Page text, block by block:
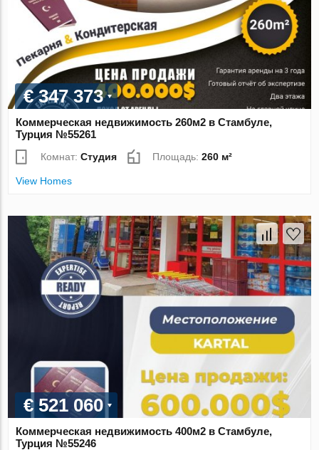
€ 347 373
Коммерческая недвижимость 260м2 в Стамбуле,
Турция №55261
Комнат:Студия Площадь:260 м²
View Homes
€ 521 060
Коммерческая недвижимость 400м2 в Стамбуле,
Турция №55246